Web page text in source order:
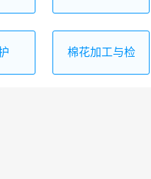
棉花加工与检